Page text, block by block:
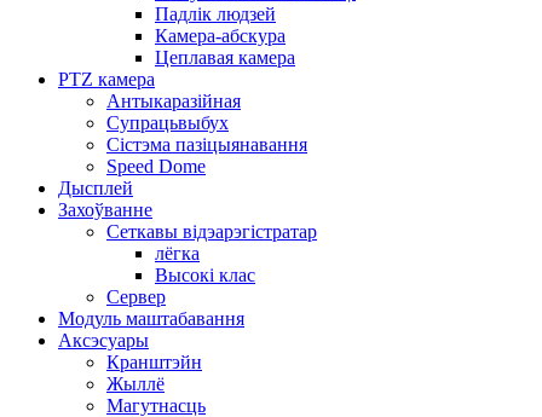
Падлік людзей
Камера-абскура
Цеплавая камера
PTZ камера
Антыкаразійная
Супрацьвыбух
Сістэма пазіцыянавання
Speed ​​Dome
Дысплей
Захоўванне
Сеткавы відэарэгістратар
лёгка
Высокі клас
Сервер
Модуль маштабавання
Аксэсуары
Кранштэйн
Жыллё
Магутнасць